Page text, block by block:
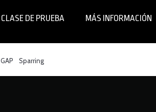
CLASE DE PRUEBA MÁS INFORMACIÓN
GAP Sparring